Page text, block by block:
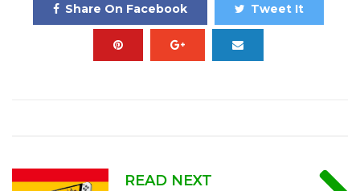
Share On Facebook Tweet It
READ NEXT